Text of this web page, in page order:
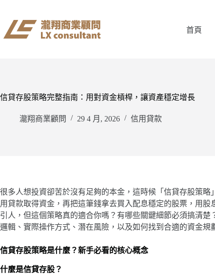
要
首頁
信貸存股策略完整指南：用對資金槓桿，讓資產穩定增長
瀧翔商業顧問 29 4 月, 2026 信用貸款
很多人想投資卻苦於沒有足夠的本金，這時候「信貸存股策
用貸款取得資金，再把這筆錢拿去買入配息穩定的股票，用
引人，但這個策略真的適合你嗎？有哪些關鍵細節必須搞清
邏輯、實際操作方式、潛在風險，以及如何找到合適的資金規
信貸存股策略是什麼？新手必看的核心概念
什麼是信貸存股？